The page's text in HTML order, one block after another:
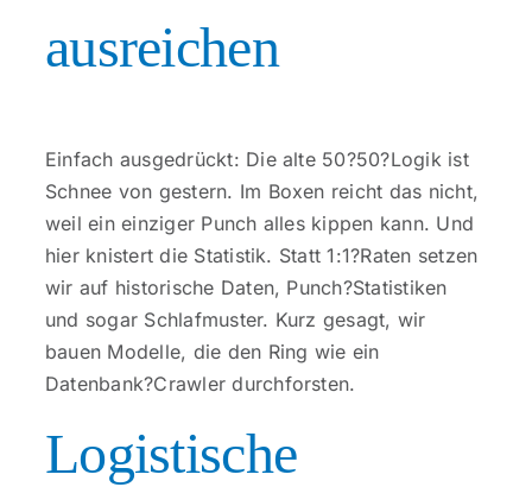
ausreichen
Einfach ausgedrückt: Die alte 50?50?Logik ist
Schnee von gestern. Im Boxen reicht das nicht,
weil ein einziger Punch alles kippen kann. Und
hier knistert die Statistik. Statt 1:1?Raten setzen
wir auf historische Daten, Punch?Statistiken
und sogar Schlafmuster. Kurz gesagt, wir
bauen Modelle, die den Ring wie ein
Datenbank?Crawler durchforsten.
Logistische